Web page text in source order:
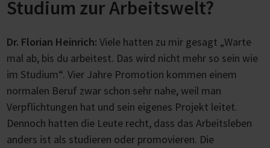
Studium zur Arbeitswelt?
Dr. Florian Heinrich: Viele hatten zu mir gesagt „Warte
mal ab, bis du arbeitest. Das wird nicht mehr so sein wie
im Studium“. Vier Jahre Promotion kommen einem
normalen Beruf zwar schon sehr nahe, weil man
Verpflichtungen hat und sein eigenes Projekt leitet.
Dennoch hatten die Leute recht, dass das Arbeitsleben
anders ist als studieren oder promovieren. Die